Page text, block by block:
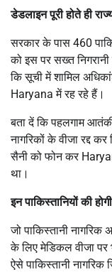
डेडलाइन पूरी होते ही
सरकार के पास 460
को इस पर सख्त
कि सूची में शामिल
Haryana में रह रहे हैं।
बता दें कि पहलगाम
नागरिकों के वीजा रद्द
सैनी को फोन कर
था।
इन पाकिस्तानियों की
जो पाकिस्तानी नागरिक
के लिए मेडिकल वीजा पर
ऐसे पाकिस्तानी नागरिक